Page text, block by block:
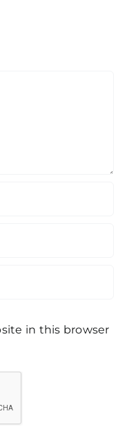
in this browser